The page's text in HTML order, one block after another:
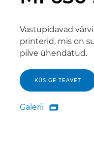
Vastupidavad
printerid, mis on
pilve ühendatud.
KÜSIGE TEAVET
Galerii
Galerii
